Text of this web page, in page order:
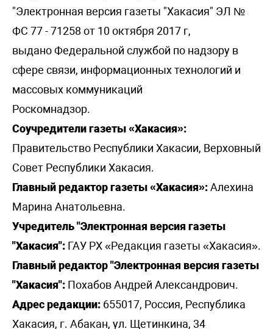
"Электронная версия газеты "Хакасия" ЭЛ №
ФС 77 - 71258 от 10 октября 2017 г,
выдано Федеральной службой по надзору в
сфере связи, информационных технологий и
массовых коммуникаций
Роскомнадзор.
Соучредители газеты «Хакасия»:
Правительство Республики Хакасии, Верховный
Совет Республики Хакасия.
Главный редактор газеты «Хакасия»:Алехина
Марина Анатольевна.
Учредитель "Электронная версия газеты
"Хакасия": ГАУ РХ «Редакция газеты «Хакасия».
Главный редактор "Электронная версия газеты
"Хакасия": Похабов Андрей Александрович.
Адрес редакции: 655017, Россия, Республика
Хакасия, г. Абакан, ул. Щетинкина, 34